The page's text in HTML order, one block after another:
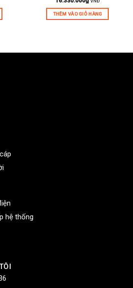
THÊM VÀO GIỎ HÀNG
hệ thống